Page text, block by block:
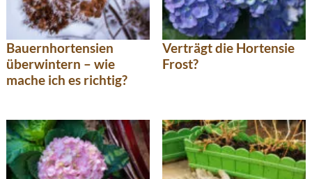
Bauernhortensien
überwintern – wie
mache ich es richtig?
Verträgt die Hortensie
Frost?